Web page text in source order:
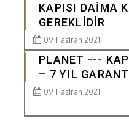
KAPISI DAİMA
GEREKLİDİR
09 Haziran 2021
PLANET ---
– 7 YIL
09 Haziran 2021